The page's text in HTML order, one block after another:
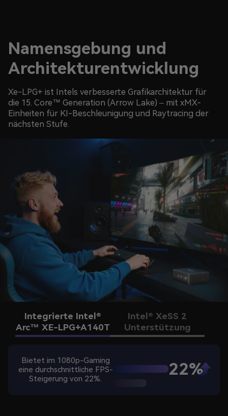
Namensgebung und
Architekturentwicklung
Xe-LPG+ ist Intels verbesserte Grafikarchitektur für
die 15. Core™ Generation (Arrow Lake) – mit xMX-
Einheiten für KI-Beschleunigung und Raytracing der
nächsten Stufe.
Integrierte Intel®
Arc™ XE-LPG+A140T
Intel® XeSS 2
Unterstützung
Bietet im 1080p-Gaming
eine durchschnittliche FPS-
Steigerung von 22%.
22%